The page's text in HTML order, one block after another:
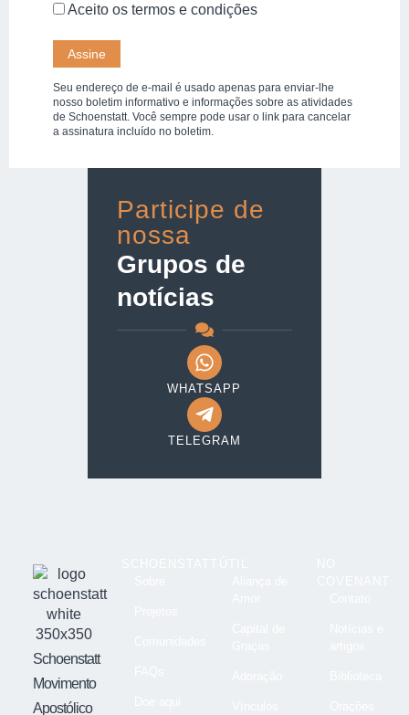
Aceito os termos e condições
Seu endereço de e-mail é usado apenas para enviar-lhe
nosso boletim informativo e informações sobre as atividades
de Schoenstatt. Você sempre pode usar o link para cancelar
a assinatura incluído no boletim.
Participe de
nossa
Grupos de
notícias
WHATSAPP
TELEGRAM
Schoenstatt
Movimento
Apostólico